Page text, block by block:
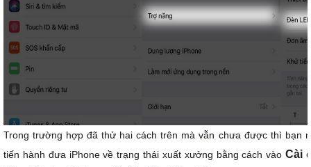
Trong trường hợp đã thử hai cách trên mà vẫn chưa được thì bạn
tiến hành đưa iPhone về trạng thái xuất xưởng bằng cách vào Cài